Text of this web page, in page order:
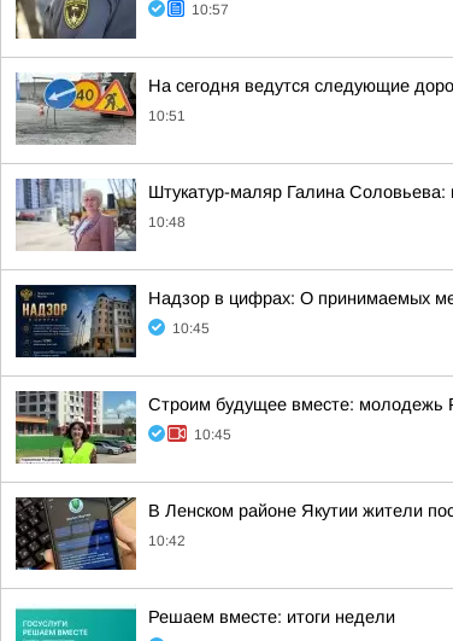
10:57
На сегодня ведутся следующие
10:51
Штукатур-маляр Галина Соловьева:
10:48
Надзор в цифрах: О принимаемых
10:45
Строим будущее вместе: молодежь
10:45
В Ленском районе Якутии жители
10:42
Решаем вместе: итоги недели